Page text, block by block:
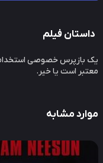
فیلم
است یا خیر.
مشابه